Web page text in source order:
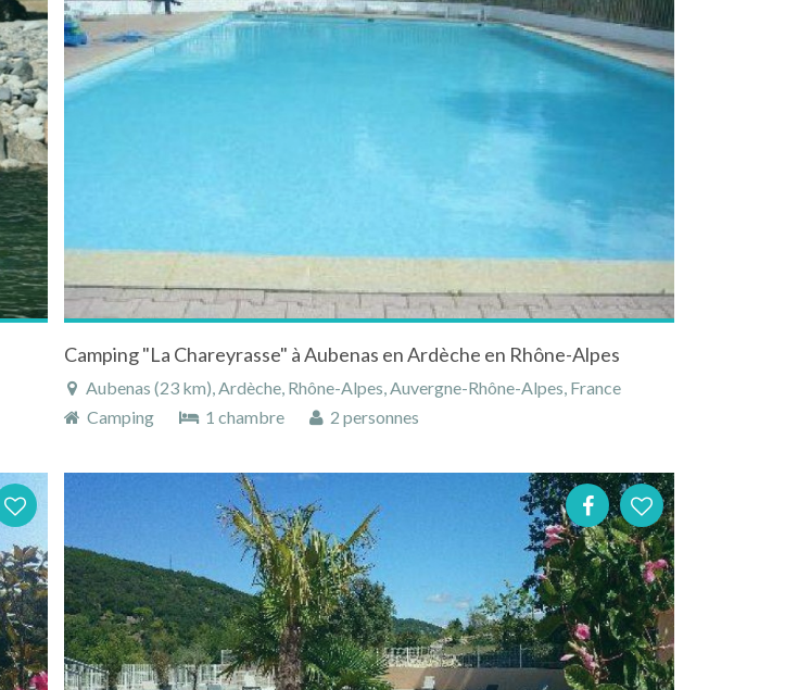
Camping "La Chareyrasse" à Aubenas en Ardèche en Rhône-Alpes
Aubenas (23 km), Ardèche, Rhône-Alpes, Auvergne-Rhône-Alpes, France
Camping
1 chambre 2 personnes